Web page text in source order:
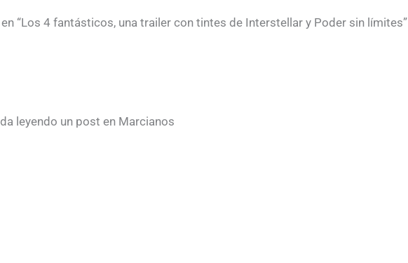
“Los 4 fantásticos, una trailer con tintes de Interstellar y Poder sin límites”
leyendo un post en Marcianos